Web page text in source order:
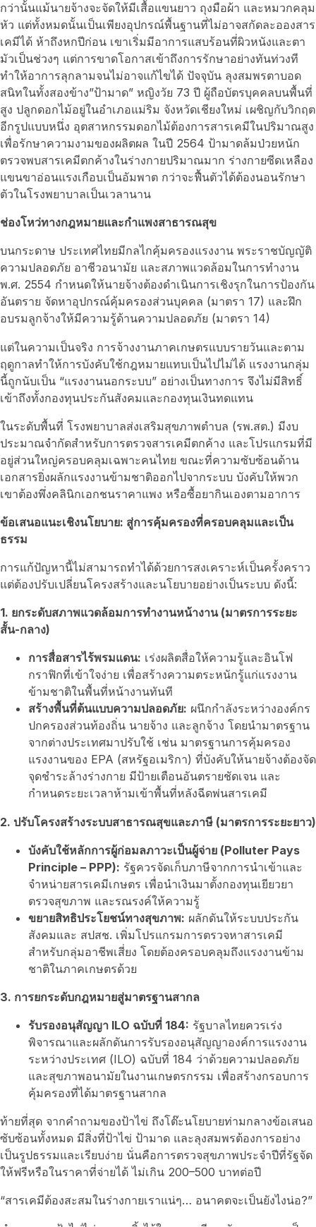
กว่านั้นแม้นายจ้างจะจัดให้มีเสื้อแขนยาว ถุงมือผ้า และหมวกคลุม
หัว แต่ทั้งหมดนั้นเป็นเพียงอุปกรณ์พื้นฐานที่ไม่อาจสกัดละอองสาร
เคมีได้ ห้าถึงหกปีก่อน เขาเริ่มมีอาการแสบร้อนที่ผิวหนังและตา
มัวเป็นช่วงๆ แต่การขาดโอกาสเข้าถึงการรักษาอย่างทันท่วงที
ทำให้อาการลุกลามจนไม่อาจแก้ไขได้ ปัจจุบัน ลุงสมพรตาบอด
สนิทในทั้งสองข้าง”ป้ามาด” หญิงวัย 73 ปี ผู้ถือบัตรบุคคลบนพื้นที่
สูง ปลูกดอกไม้อยู่ในอำเภอแม่ริม จังหวัดเชียงใหม่ เผชิญกับวิกฤต
อีกรูปแบบหนึ่ง อุตสาหกรรมดอกไม้ต้องการสารเคมีในปริมาณสูง
เพื่อรักษาความงามของผลิตผล ในปี 2564 ป้ามาดล้มป่วยหนัก
ตรวจพบสารเคมีตกค้างในร่างกายปริมาณมาก ร่างกายซีดเหลือง
แขนขาอ่อนแรงเกือบเป็นอัมพาต กว่าจะฟื้นตัวได้ต้องนอนรักษา
ตัวในโรงพยาบาลเป็นเวลานาน
ช่องโหว่ทางกฎหมายและกำแพงสาธารณสุข
บนกระดาษ ประเทศไทยมีกลไกคุ้มครองแรงงาน พระราชบัญญัติ
ความปลอดภัย อาชีวอนามัย และสภาพแวดล้อมในการทำงาน
พ.ศ. 2554 กำหนดให้นายจ้างต้องดำเนินการเชิงรุกในการป้องกัน
อันตราย จัดหาอุปกรณ์คุ้มครองส่วนบุคคล (มาตรา 17) และฝึก
อบรมลูกจ้างให้มีความรู้ด้านความปลอดภัย (มาตรา 14)
แต่ในความเป็นจริง การจ้างงานภาคเกษตรแบบรายวันและตาม
ฤดูกาลทำให้การบังคับใช้กฎหมายแทบเป็นไปไม่ได้ แรงงานกลุ่ม
นี้ถูกนับเป็น “แรงงานนอกระบบ” อย่างเป็นทางการ จึงไม่มีสิทธิ์
เข้าถึงทั้งกองทุนประกันสังคมและกองทุนเงินทดแทน
ในระดับพื้นที่ โรงพยาบาลส่งเสริมสุขภาพตำบล (รพ.สต.) มีงบ
ประมาณจำกัดสำหรับการตรวจสารเคมีตกค้าง และโปรแกรมที่มี
อยู่ส่วนใหญ่ครอบคลุมเฉพาะคนไทย ขณะที่ความซับซ้อนด้าน
เอกสารยิ่งผลักแรงงานข้ามชาติออกไปจากระบบ บังคับให้พวก
เขาต้องพึ่งคลินิกเอกชนราคาแพง หรือซื้อยากินเองตามอาการ
ข้อเสนอแนะเชิงนโยบาย: สู่การคุ้มครองที่ครอบคลุมและเป็น
ธรรม
การแก้ปัญหานี้ไม่สามารถทำได้ด้วยการสงเคราะห์เป็นครั้งคราว
แต่ต้องปรับเปลี่ยนโครงสร้างและนโยบายอย่างเป็นระบบ ดังนี้:
1. ยกระดับสภาพแวดล้อมการทำงานหน้างาน (มาตรการระยะ
สั้น-กลาง)
การสื่อสารไร้พรมแดน: เร่งผลิตสื่อให้ความรู้และอินโฟ
กราฟิกที่เข้าใจง่าย เพื่อสร้างความตระหนักรู้แก่แรงงาน
ข้ามชาติในพื้นที่หน้างานทันที
สร้างพื้นที่ต้นแบบความปลอดภัย: ผนึกกำลังระหว่างองค์กร
ปกครองส่วนท้องถิ่น นายจ้าง และลูกจ้าง โดยนำมาตรฐาน
จากต่างประเทศมาปรับใช้ เช่น มาตรฐานการคุ้มครอง
แรงงานของ EPA (สหรัฐอเมริกา) ที่บังคับให้นายจ้างต้องจัด
จุดชำระล้างร่างกาย มีป้ายเตือนอันตรายชัดเจน และ
กำหนดระยะเวลาห้ามเข้าพื้นที่หลังฉีดพ่นสารเคมี
2. ปรับโครงสร้างระบบสาธารณสุขและภาษี (มาตรการระยะยาว)
บังคับใช้หลักการผู้ก่อมลภาวะเป็นผู้จ่าย (Polluter Pays
Principle – PPP): รัฐควรจัดเก็บภาษีจากการนำเข้าและ
จำหน่ายสารเคมีเกษตร เพื่อนำเงินมาตั้งกองทุนเยียวยา
ตรวจสุขภาพ และรณรงค์ให้ความรู้
ขยายสิทธิประโยชน์ทางสุขภาพ: ผลักดันให้ระบบประกัน
สังคมและ สปสช. เพิ่มโปรแกรมการตรวจหาสารเคมี
สำหรับกลุ่มอาชีพเสี่ยง โดยต้องครอบคลุมถึงแรงงานข้าม
ชาติในภาคเกษตรด้วย
3. การยกระดับกฎหมายสู่มาตรฐานสากล
รับรองอนุสัญญา ILO ฉบับที่ 184: รัฐบาลไทยควรเร่ง
พิจารณาและผลักดันการรับรองอนุสัญญาองค์การแรงงาน
ระหว่างประเทศ (ILO) ฉบับที่ 184 ว่าด้วยความปลอดภัย
และสุขภาพอนามัยในงานเกษตรกรรม เพื่อสร้างกรอบการ
คุ้มครองที่ได้มาตรฐานสากล
ท้ายที่สุด จากคำถามของป้าไข่ ถึงโต๊ะนโยบายท่ามกลางข้อเสนอ
ซับซ้อนทั้งหมด มีสิ่งที่ป้าไข่ ป้ามาด และลุงสมพรต้องการอย่าง
เป็นรูปธรรมและเรียบง่าย นั่นคือการตรวจสุขภาพประจำปีที่รัฐจัด
ให้ฟรีหรือในราคาที่จ่ายได้ ไม่เกิน 200–500 บาทต่อปี
“สารเคมีต้องสะสมในร่างกายเราแน่ๆ… อนาคตจะเป็นยังไงน่อ?”